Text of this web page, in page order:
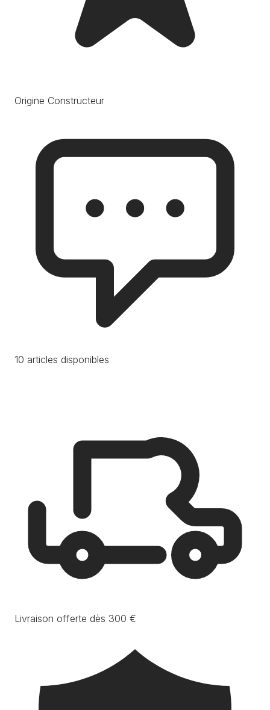
Origine Constructeur
10 articles disponibles
Livraison offerte dès 300 €